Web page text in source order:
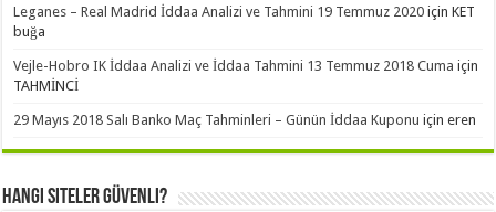
Leganes – Real Madrid İddaa Analizi ve Tahmini 19 Temmuz 2020 içinKET
buğa
Vejle-Hobro IK İddaa Analizi ve İddaa Tahmini 13 Temmuz 2018 Cuma için
TAHMİNCİ
29 Mayıs 2018 Salı Banko Maç Tahminleri – Günün İddaa Kuponu içineren
Hangi Siteler Güvenli?